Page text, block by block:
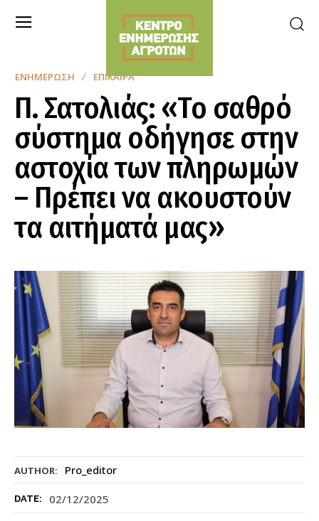
AUTHOR: Pro_editor
DATE: 02/12/2025
ΕΝΗΜΈΡΩΣΗ ΕΠΊΚΑΙΡΑ
Π. Σατολιάς: «Το σαθρό
σύστημα οδήγησε στην
αστοχία των πληρωμών
– Πρέπει να ακουστούν
τα αιτήματά μας»